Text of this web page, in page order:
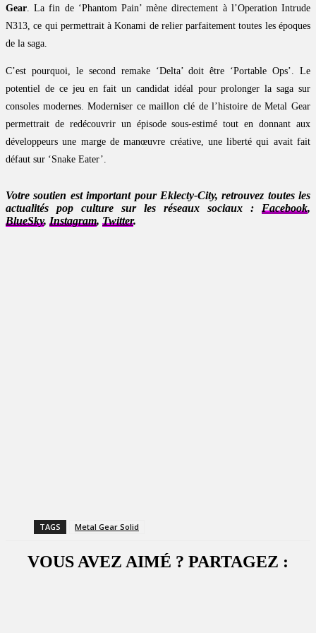
Gear . La fin de ‘Phantom Pain’ mène directement à l’Operation Intrude
N313, ce qui permettrait à Konami de relier parfaitement toutes les époques
de la saga.
C’est pourquoi, le second remake ‘Delta’ doit être ‘Portable Ops’. Le
potentiel de ce jeu en fait un candidat idéal pour prolonger la saga sur
consoles modernes. Moderniser ce maillon clé de l’histoire de Metal Gear
permettrait de redécouvrir un épisode sous-estimé tout en donnant aux
développeurs une marge de manœuvre créative, une liberté qui avait fait
défaut sur ‘Snake Eater’.
Votre soutien est important pour Eklecty-City, retrouvez toutes les
actualités pop culture sur les réseaux sociaux : Facebook,
BlueSky, Instagram, Twitter.
TAGS Metal Gear Solid
VOUS AVEZ AIMÉ ? PARTAGEZ :